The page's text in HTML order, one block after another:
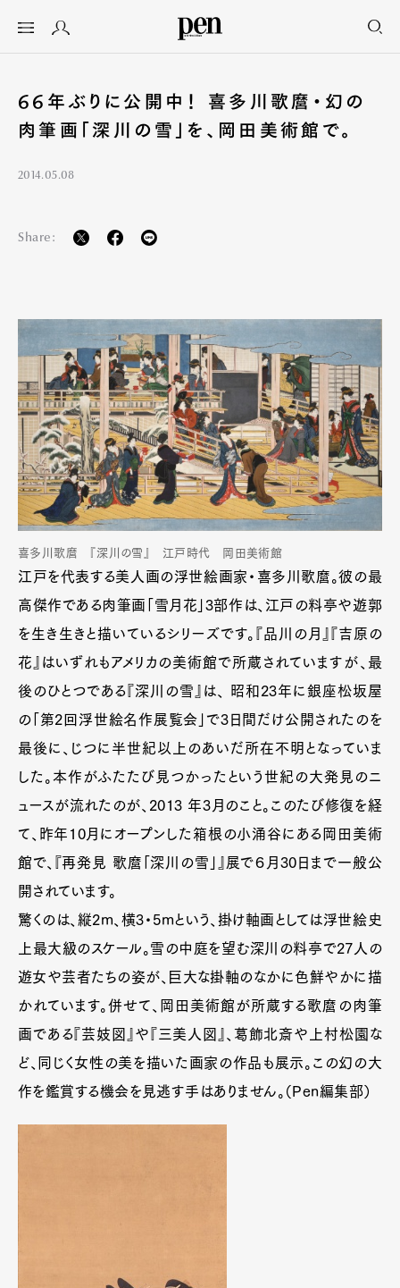
66年ぶりに公開中！ 喜多川歌麿・幻の
肉筆画「深川の雪」を、岡田美術館で。
2014.05.08
Share:
喜多川歌麿 『深川の雪』 江戸時代 岡田美術館
江戸を代表する美人画の浮世絵画家・喜多川歌麿。彼の最
高傑作である肉筆画「雪月花」3部作は、江戸の料亭や遊郭
を生き生きと描いているシリーズです。『品川の月』『吉原の
花』はいずれもアメリカの美術館で所蔵されていますが、最
後のひとつである『深川の雪』は、 昭和23年に銀座松坂屋
の「第2回浮世絵名作展覧会」で3日間だけ公開されたのを
最後に、じつに半世紀以上のあいだ所在不明となっていま
した。本作がふたたび見つかったという世紀の大発見のニ
ュースが流れたのが、2013 年3月のこと。このたび修復を経
て、昨年10月にオープンした箱根の小涌谷にある岡田美術
館で、『再発見 歌麿「深川の雪」』展で６月30日まで一般公
開されています。
驚くのは、縦2m、横3・5mという、掛け軸画としては浮世絵史
上最大級のスケール。雪の中庭を望む深川の料亭で27人の
遊女や芸者たちの姿が、巨大な掛軸のなかに色鮮やかに描
かれています。併せて、岡田美術館が所蔵する歌麿の肉筆
画である『芸妓図』や『三美人図』、葛飾北斎や上村松園な
ど、同じく女性の美を描いた画家の作品も展示。この幻の大
作を鑑賞する機会を見逃す手はありません。（Pen編集部）